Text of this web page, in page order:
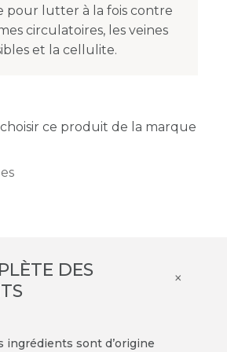
pour lutter à la fois contre
circulatoires, les veines
et la cellulite.
ce produit de la marque
DES
×
ingrédients sont d’origine